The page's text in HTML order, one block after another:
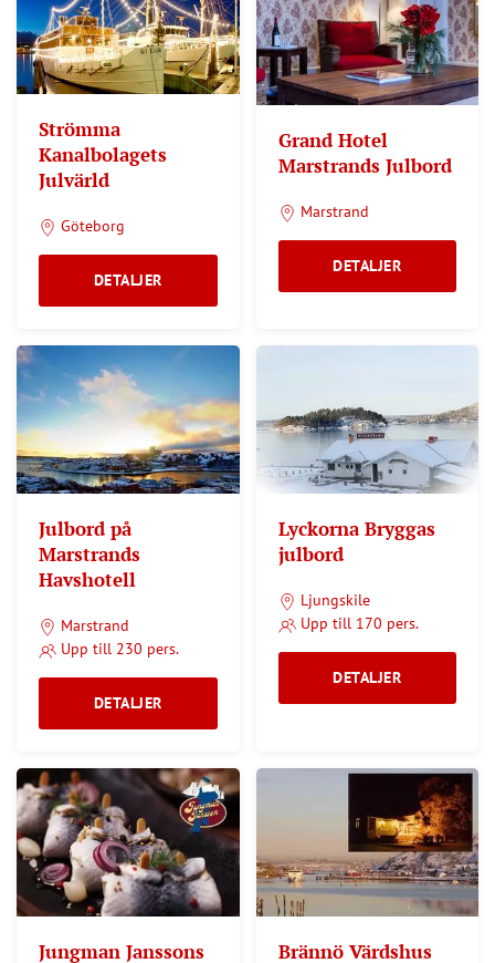
Strömma
Kanalbolagets
Julvärld
Göteborg
DETALJER
Grand Hotel
Marstrands Julbord
Marstrand
DETALJER
Julbord på
Marstrands
Havshotell
Marstrand
Upp till 230 pers.
DETALJER
Lyckorna Bryggas
julbord
Ljungskile
Upp till 170 pers.
DETALJER
Jungman Janssons
Brännö Värdshus